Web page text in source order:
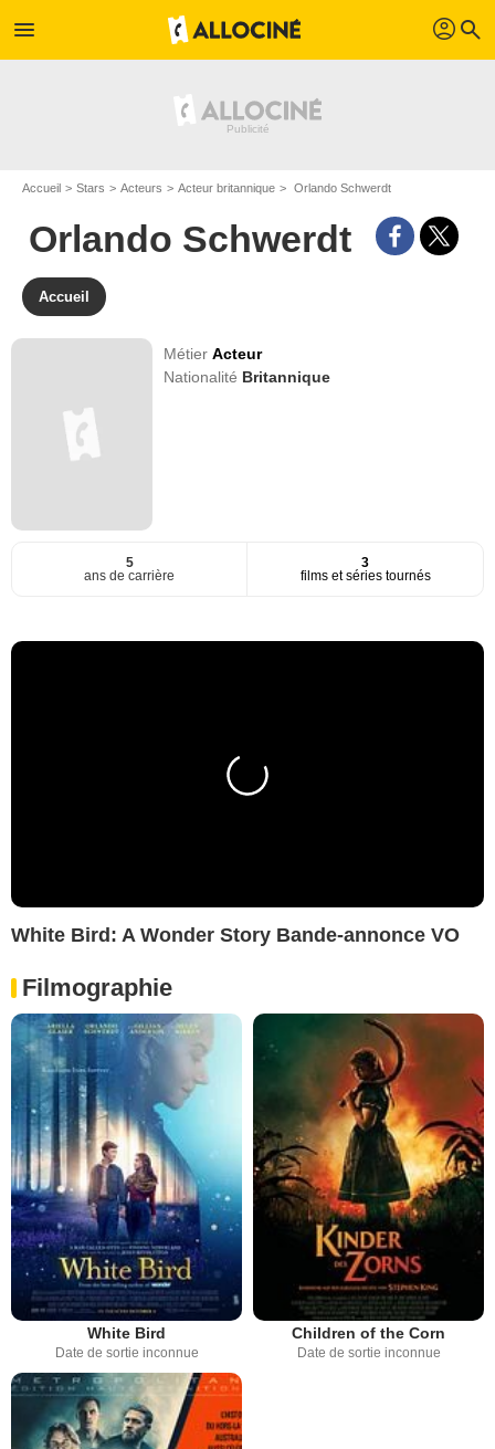
menu profil search
Accueil Stars Acteurs Acteur britannique Orlando Schwerdt
Orlando Schwerdt
Accueil
MétierActeur
Nationalité Britannique
5
ans de carrière
3
films et séries tournés
White Bird: A Wonder Story Bande-annonce VO
Filmographie
White Bird
Date de sortie inconnue
Children of the Corn
Date de sortie inconnue